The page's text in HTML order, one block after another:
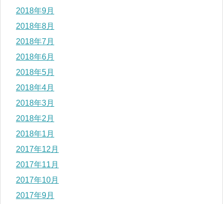
2018年9月
2018年8月
2018年7月
2018年6月
2018年5月
2018年4月
2018年3月
2018年2月
2018年1月
2017年12月
2017年11月
2017年10月
2017年9月